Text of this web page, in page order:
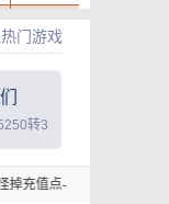
门游戏
转3
新开大数值暗黑24职业